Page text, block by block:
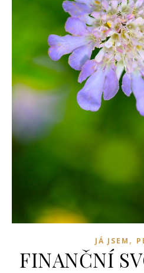
JÁ JSEM ,
FINANČNÍ